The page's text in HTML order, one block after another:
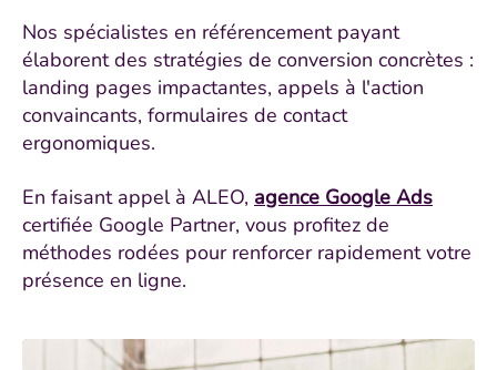
Nos spécialistes en référencement payant
élaborent des stratégies de conversion concrètes :
landing pages impactantes, appels à l'action
convaincants, formulaires de contact
ergonomiques.
En faisant appel à ALEO, agence Google Ads
certifiée Google Partner, vous profitez de
méthodes rodées pour renforcer rapidement votre
présence en ligne.